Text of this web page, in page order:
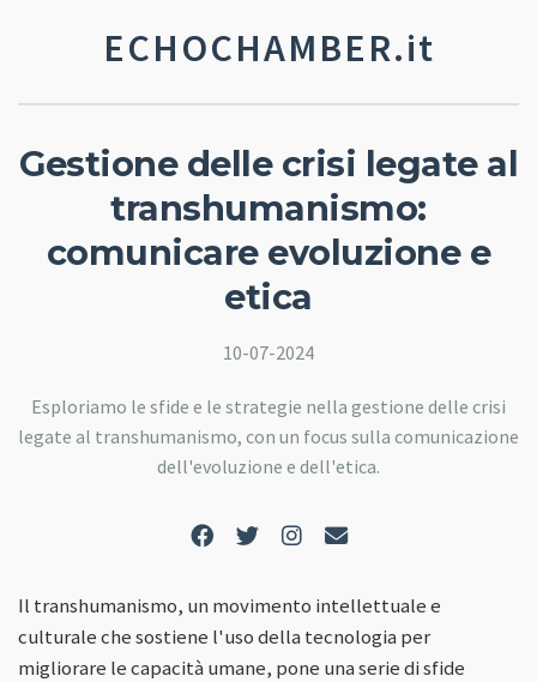
ECHOCHAMBER.it
Gestione delle crisi legate al
transhumanismo:
comunicare evoluzione e
etica
10-07-2024
Esploriamo le sfide e le strategie nella gestione delle crisi
legate al transhumanismo, con un focus sulla comunicazione
dell'evoluzione e dell'etica.
Il transhumanismo, un movimento intellettuale e
culturale che sostiene l'uso della tecnologia per
migliorare le capacità umane, pone una serie di sfide